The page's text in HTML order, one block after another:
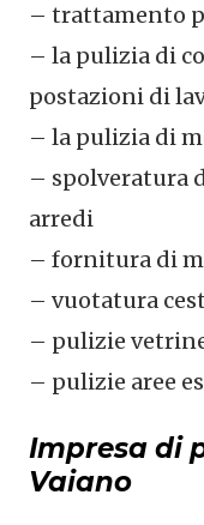
– trattamento
– la pulizia di
postazioni di
– la pulizia di
– spolveratura
arredi
– fornitura di
– vuotatura
– pulizie
– pulizie aree
Impresa di
Vaiano